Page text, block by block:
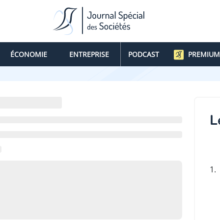
ÉCONOMIE ENTREPRISE PODCAST PREMIUM
1.